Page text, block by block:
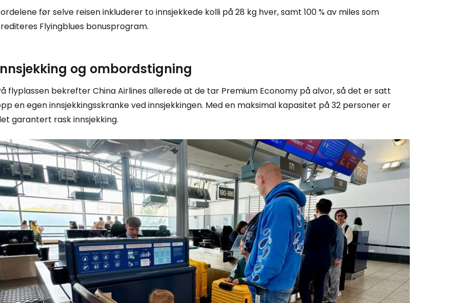
før selve reisen inkluderer to innsjekkede kolli på 28 kg hver, samt 100 % av miles som
Flyingblues bonusprogram.
og ombordstigning
flyplassen bekrefter China Airlines allerede at de tar Premium Economy på alvor, så det er satt
en egen innsjekkingsskranke ved innsjekkingen. Med en maksimal kapasitet på 32 personer er
garantert rask innsjekking.
Logg inn på Cestee